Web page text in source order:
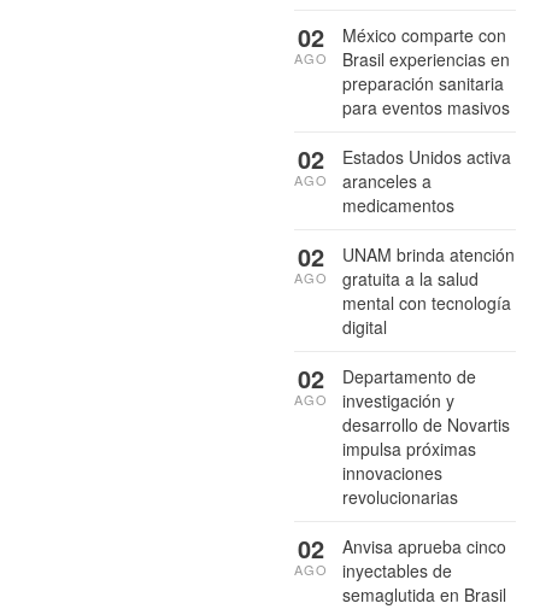
México comparte con
Brasil experiencias en
preparación sanitaria
para eventos masivos
02
AGO
Estados Unidos activa
aranceles a
medicamentos
02
AGO
UNAM brinda atención
gratuita a la salud
mental con tecnología
digital
02
AGO
Departamento de
investigación y
desarrollo de Novartis
impulsa próximas
innovaciones
revolucionarias
02
AGO
Anvisa aprueba cinco
inyectables de
semaglutida en Brasil
02
AGO